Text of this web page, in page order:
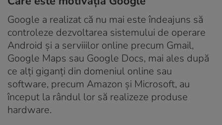
Google a realizat că nu mai este îndeajuns să
controleze dezvoltarea sistemului de operare
Android și a serviiilor online precum Gmail,
Google Maps sau Google Docs, mai ales după
ce alți giganți din domeniul online sau
software, precum Amazon și Microsoft, au
început la rândul lor să realizeze produse
hardware.